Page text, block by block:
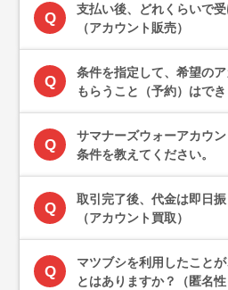
Q
支払い後、どれくらいで
（アカウント販売）
Q
条件を指定して、希望の
もらうこと（予約）はで
Q
サマナーズウォーアカウン
条件を教えてください。
Q
取引完了後、代金は即日
（アカウント買取）
Q
マツブシを利用したこと
とはありますか？（匿名性